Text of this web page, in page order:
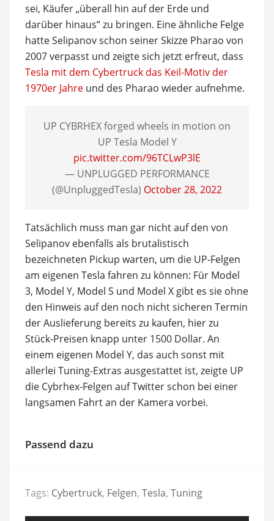
sei, Käufer „überall hin auf der Erde und
darüber hinaus“ zu bringen. Eine ähnliche Felge
hatte Selipanov schon seiner Skizze Pharao von
2007 verpasst und zeigte sich jetzt erfreut, dass
Tesla mit dem Cybertruck das Keil-Motiv der
1970er Jahreund des Pharao wieder aufnehme.
UP CYBRHEX forged wheels in motion on
UP Tesla Model Y
pic.twitter.com/96TCLwP3lE
— UNPLUGGED PERFORMANCE
(@UnpluggedTesla) October 28, 2022
Tatsächlich muss man gar nicht auf den von
Selipanov ebenfalls als brutalistisch
bezeichneten Pickup warten, um die UP-Felgen
am eigenen Tesla fahren zu können: Für Model
3, Model Y, Model S und Model X gibt es sie ohne
den Hinweis auf den noch nicht sicheren Termin
der Auslieferung bereits zu kaufen, hier zu
Stück-Preisen knapp unter 1500 Dollar. An
einem eigenen Model Y, das auch sonst mit
allerlei Tuning-Extras ausgestattet ist, zeigte UP
die Cybrhex-Felgen auf Twitter schon bei einer
langsamen Fahrt an der Kamera vorbei.
Passend dazu
Tags: Cybertruck, Felgen, Tesla, Tuning